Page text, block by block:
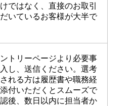
ではなく、直接のお取引
いているお客様が大半で
トリーページより必要事
し、送信ください。選考
れる方は履歴書や職務経
付いただくとスムーズで
後、数日以内に担当者か